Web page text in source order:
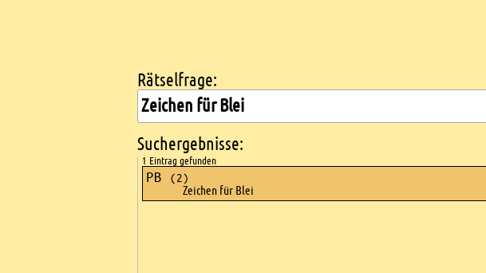
Kreuzworträtsel suchen
Rätselfrage:
Suchergebnisse:
1 Eintrag gefunden
PB (2)
Zeichen für Blei